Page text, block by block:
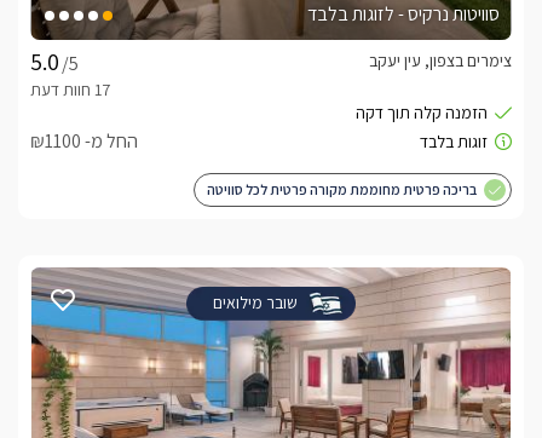
סוויטות נרקיס - לזוגות בלבד
/5
צימרים בצפון, עין יעקב
החל מ- ₪1100
בריכה פרטית מחוממת מקורה פרטית לכל סוויטה
שובר מילואים